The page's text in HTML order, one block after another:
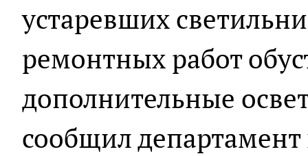
устаревших
ремонтных работ
дополнительные
сообщил департамент